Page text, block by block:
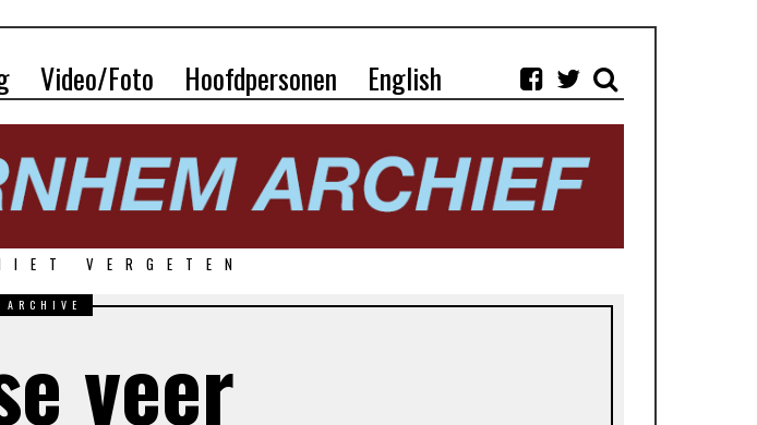
Video/Foto Hoofdpersonen English
VERGETEN
ARCHIVE
veer